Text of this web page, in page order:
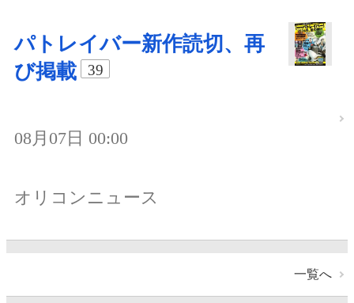
パトレイバー新作読切、再
び掲載
39
08月07日 00:00
オリコンニュース
一覧へ